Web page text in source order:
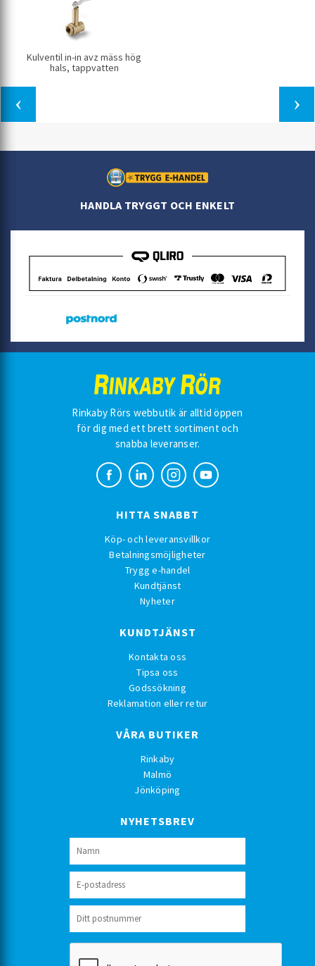
Kulventil in-in avz mäss hög
hals, tappvatten
HANDLA TRYGGT OCH ENKELT
Rinkaby Rörs webbutik är alltid öppen
för dig med ett brett sortiment och
snabba leveranser.
HITTA SNABBT
Köp- och leveransvillkor
Betalningsmöjligheter
Trygg e-handel
Kundtjänst
Nyheter
KUNDTJÄNST
Kontakta oss
Tipsa oss
Godssökning
Reklamation eller retur
VÅRA BUTIKER
Rinkaby
Malmö
Jönköping
NYHETSBREV